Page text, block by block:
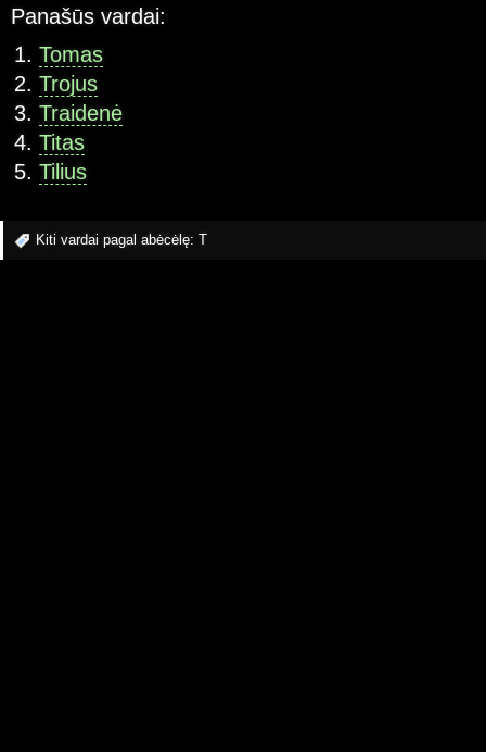
Panašūs vardai:
Tomas
Trojus
Traidenė
Titas
Tilius
Kiti vardai pagal abėcėlę: T